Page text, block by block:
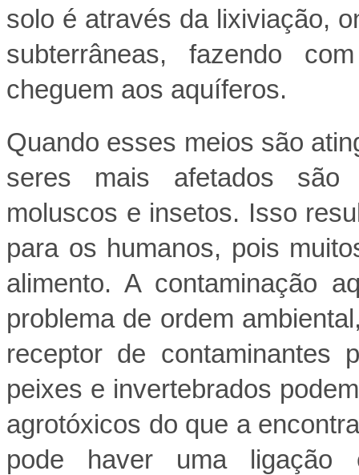
solo é através da lixiviação,
subterrâneas, fazendo
cheguem aos aquíferos.
Quando esses meios são
seres mais afetados são
moluscos e insetos. Isso
para os humanos, pois
alimento. A contaminação
problema de ordem
receptor de contaminantes
peixes e invertebrados
agrotóxicos do que a
pode haver uma ligação